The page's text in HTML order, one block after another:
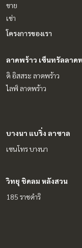
ขาย
เช่า
โครงการของเรา
ลาดพร้าว เซ็นทรัลลาด
ดิ อิสสระ ลาดพร้าว
ไลฟ์ ลาดพร้าว
บางนา แบริ่ง ลาซาล
เซนโทร บางนา
วิทยุ ชิดลม หลังสวน
185 ราชดำริ